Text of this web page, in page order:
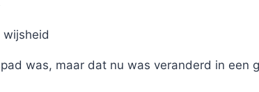
was, maar dat nu was veranderd in een